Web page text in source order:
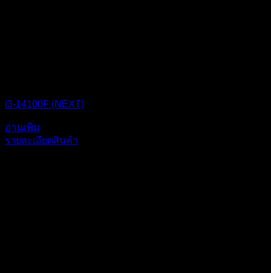
i3-14100F (NEXT)
อ่านเพิ่ม
รายละเอียดสินค้า